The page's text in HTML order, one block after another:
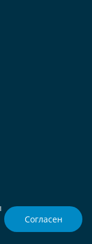
СофтМажор»
Согласен